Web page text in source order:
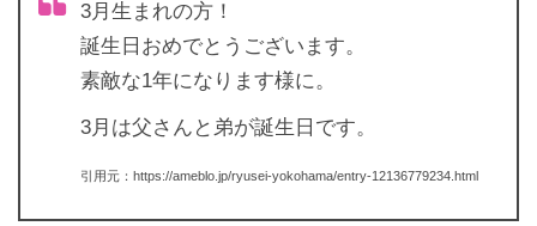
3月生まれの方！
誕生日おめでとうございます。
素敵な1年になります様に。
3月は父さんと弟が誕生日です。
引用元：https://ameblo.jp/ryusei-yokohama/entry-12136779234.html